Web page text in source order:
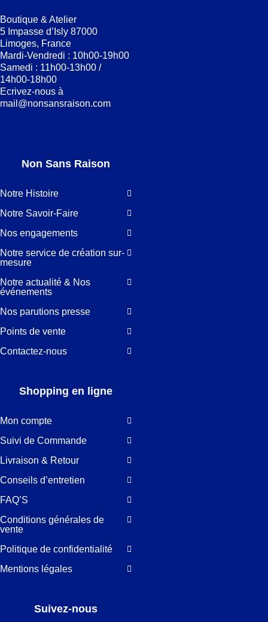
Boutique & Atelier
5 Impasse d’Isly 87000
Limoges, France
Mardi-Vendredi : 10h00-19h00
Samedi : 11h00-13h00 /
14h00-18h00
Ecrivez-nous à
mail@nonsansraison.com
Non Sans Raison
Notre Histoire
Notre Savoir-Faire
Nos engagements
Notre service de création sur-
mesure
Notre actualité & Nos
événements
Nos parutions presse
Points de vente
Contactez-nous
Shopping en ligne
Mon compte
Suivi de Commande
Livraison & Retour
Conseils d’entretien
FAQ’S
Conditions générales de
vente
Politique de confidentialité
Mentions légales
Suivez-nous